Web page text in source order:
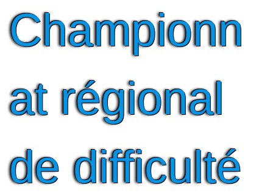
Championn
at régional
de difficulté